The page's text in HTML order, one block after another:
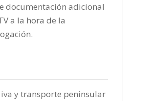
documentación adicional
a la hora de la
iva y transporte peninsular